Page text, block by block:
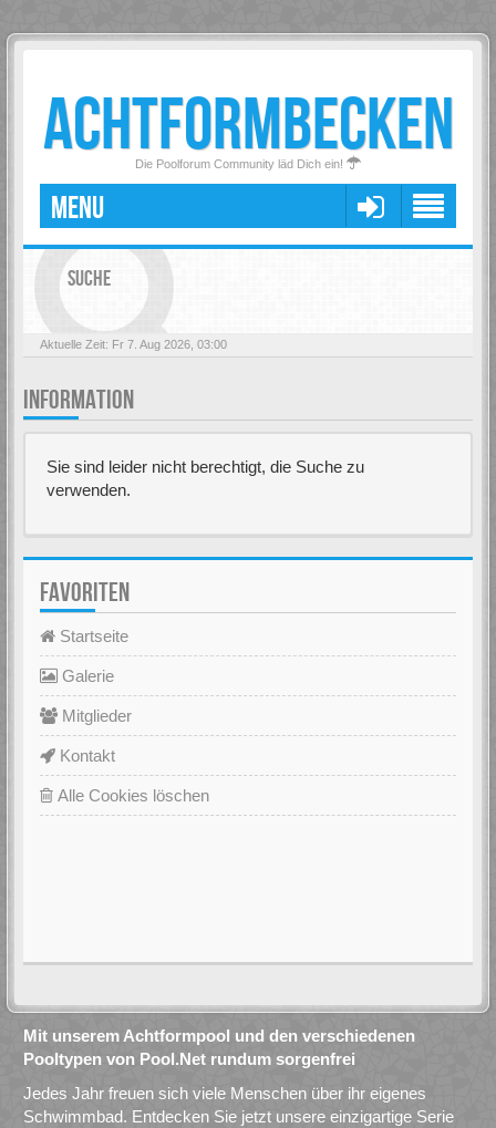
ACHTFORMBECKEN
Die Poolforum Community läd Dich ein!
MENU
SUCHE
Aktuelle Zeit: Fr 7. Aug 2026, 03:00
INFORMATION
Sie sind leider nicht berechtigt, die Suche zu
verwenden.
FAVORITEN
Startseite
Galerie
Mitglieder
Kontakt
Alle Cookies löschen
Mit unserem Achtformpool und den verschiedenen
Pooltypen von Pool.Net rundum sorgenfrei
Jedes Jahr freuen sich viele Menschen über ihr eigenes
Schwimmbad. Entdecken Sie jetzt unsere einzigartige Serie